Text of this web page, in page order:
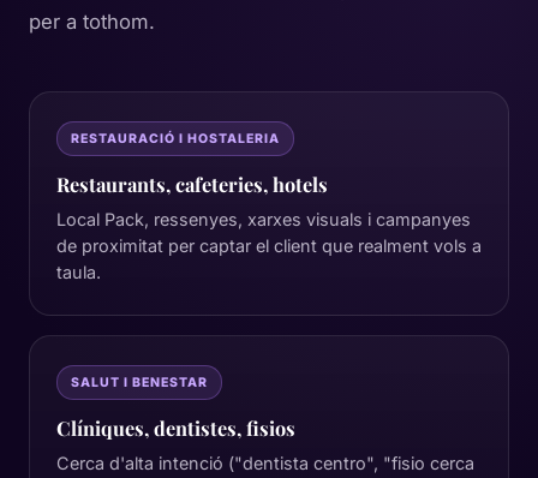
per a tothom.
RESTAURACIÓ I HOSTALERIA
Restaurants, cafeteries, hotels
Local Pack, ressenyes, xarxes visuals i campanyes
de proximitat per captar el client que realment vols a
taula.
SALUT I BENESTAR
Clíniques, dentistes, fisios
Cerca d'alta intenció ("dentista centro", "fisio cerca